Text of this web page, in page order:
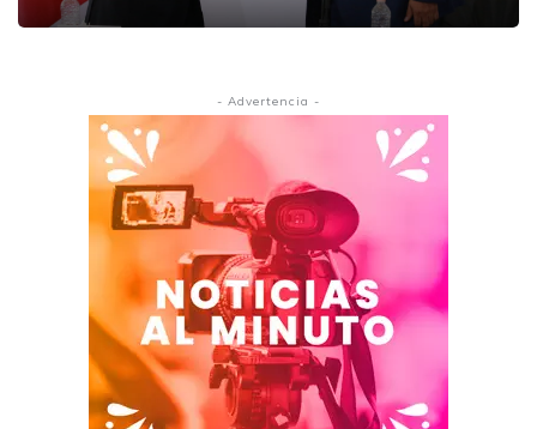
- Advertencia -